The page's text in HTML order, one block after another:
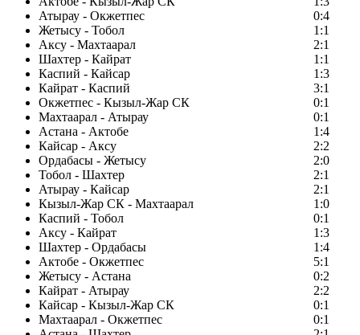
Атырау - Окжетпес
0:4
Жетысу - Тобол
1:1
Аксу - Махтаарал
2:1
Шахтер - Кайрат
1:1
Каспий - Кайсар
1:3
Кайрат - Каспий
3:1
Окжетпес - Кызыл-Жар СК
0:1
Махтаарал - Атырау
0:1
Астана - Актобе
1:4
Кайсар - Аксу
2:2
Ордабасы - Жетысу
2:0
Тобол - Шахтер
2:1
Атырау - Кайсар
2:1
Кызыл-Жар СК - Махтаарал
1:0
Каспий - Тобол
0:1
Аксу - Кайрат
1:3
Шахтер - Ордабасы
1:4
Актобе - Окжетпес
5:1
Жетысу - Астана
0:2
Кайрат - Атырау
2:2
Кайсар - Кызыл-Жар СК
0:1
Махтаарал - Окжетпес
0:1